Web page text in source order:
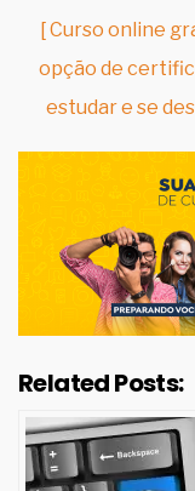
[ Curso online
opção de
estudar e se
Related Posts: